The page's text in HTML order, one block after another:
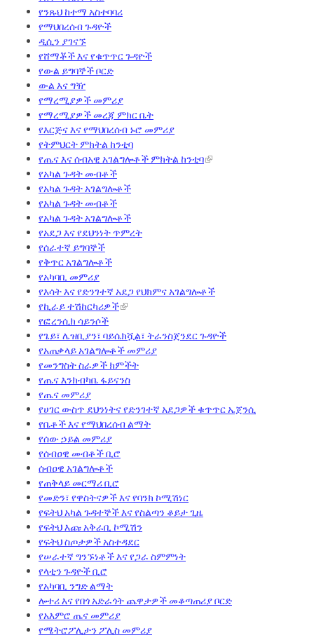
የንጹህ ከተማ አስተባባሪ
የማህበረሰብ ጉዳዮች
ዲሲን ያገናኙ
የሸማቾች እና የቁጥጥር ጉዳዮች
የውል ይግባኞች ቦርድ
ውል እና ግዥ
የማረሚያዎች መምሪያ
የማረሚያዎች መረጃ ምክር ቤት
የእርጅና እና የማህበረሰብ ኑሮ መምሪያ
የትምህርት ምክትል ከንቲባ
የጤና እና ሰብአዊ አገልግሎቶች ምክትል ከንቲባ
የአካል ጉዳት መብቶች
የአካል ጉዳት አገልግሎቶች
የአካል ጉዳት መብቶች
የአካል ጉዳት አገልግሎቶች
የአደጋ እና የደህንነት ጥምረት
የሰራተኛ ይግባኞች
የቅጥር አገልግሎቶች
የአካባቢ መምሪያ
የእሳት እና የድንገተኛ አደጋ የህክምና አገልግሎቶች
የኪራይ ተሽከርካሪዎች
የፎረንሲክ ሳይንሶች
የጌይ፣ ሌዝቢያን፣ ባይሴክሿል፣ ትራንስጀንደር ጉዳዮች
የአጠቃላይ አገልግሎቶች መምሪያ
የመንግስት ስራዎች ክምችት
የጤና እንክብካቤ ፋይናንስ
የጤና መምሪያ
የሀገር ውስጥ ደህንነትና የድንገተኛ አደጋዎች ቁጥጥር ኤጀንሲ
የቤቶች እና የማህበረሰብ ልማት
የሰው ኃይል መምሪያ
የሰብዐዊ መብቶች ቢሮ
ሰብዐዊ አገልግሎቶች
የጠቅላይ መርማሪ ቢሮ
የመድን፣ የዋስትናዎች እና የባንክ ኮሚሽነር
የፍትህ አካል ጉዳተኞች እና የስልጣን ቆይታ ጊዜ
የፍትህ እጩ አቅራቢ ኮሚሽን
የፍትህ ስጦታዎች አስተዳደር
የሠራተኛ ግንኙነቶች እና የጋራ ስምምነት
የላቲን ጉዳዮች ቢሮ
የአካባቢ ንግድ ልማት
ሎተሪ እና የበጎ አድራጎት ጨዋታዎች መቆጣጠሪያ ቦርድ
የአእምሮ ጤና መምሪያ
የሜትሮፖሊታን ፖሊስ መምሪያ